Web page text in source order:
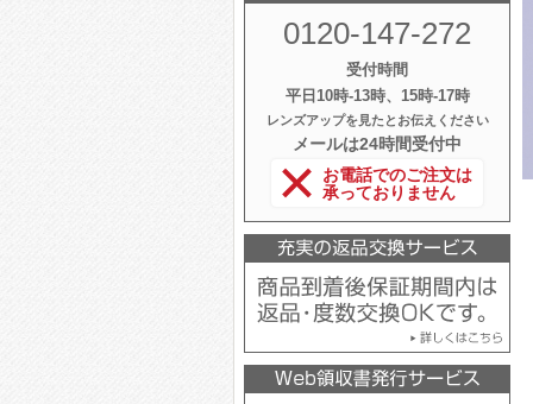
0120-147-272
受付時間
平日10時‐13時、15時‐17時
レンズアップを見たとお伝えください
メールは24時間受付中
お電話でのご注文は
承っておりません